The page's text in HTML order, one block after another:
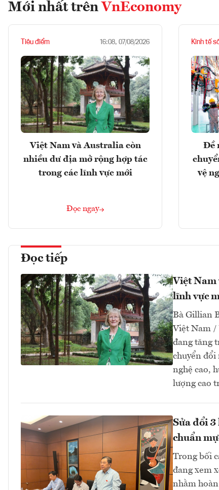
Mới nhất trên VnEconomy
Tiêu điểm 16:08, 07/08/2026
Việt Nam và Australia còn
nhiều dư địa mở rộng hợp tác
trong các lĩnh vực mới
Đọc ngay
Kinh tế
Đề
vệ
Đọc tiếp
Việt Nam
lĩnh vực
Bà Gillian
Việt Nam /
đang tăng
chuyển đổi
nghệ cao,
lượng cao
Sửa đổi 3
chuẩn
Trong bối
đang xem
nhằm